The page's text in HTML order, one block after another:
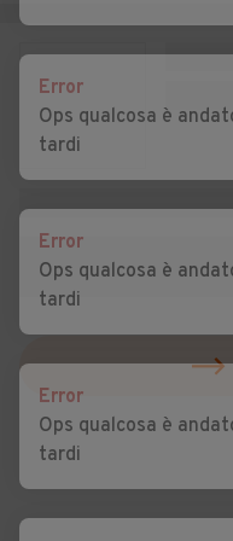
Auto usate Nerviano
Auto usate Novate
Auto usate Opera
Auto usate Ozzero
Auto usate Pantigliate
Auto usate Paullo
Auto usate Peschiera
Borromeo
Auto usate Pieve
Error
Ops qualcosa è
tardi
Error
Ops qualcosa è
tardi
Error
Ops qualcosa è
tardi